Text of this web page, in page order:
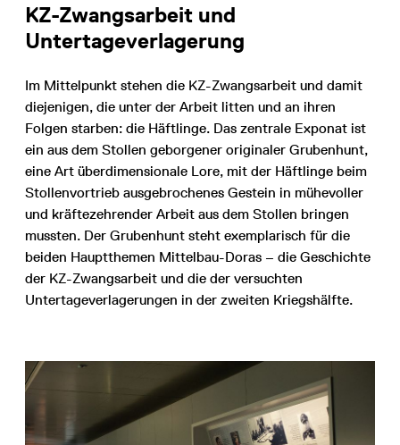
KZ-Zwangsarbeit und
Untertageverlagerung
Im Mittelpunkt stehen die KZ-Zwangsarbeit und damit
diejenigen, die unter der Arbeit litten und an ihren
Folgen starben: die Häftlinge. Das zentrale Exponat ist
ein aus dem Stollen geborgener originaler Grubenhunt,
eine Art überdimensionale Lore, mit der Häftlinge beim
Stollenvortrieb ausgebrochenes Gestein in mühevoller
und kräfte­zehrender Arbeit aus dem Stollen bringen
mussten. Der Grubenhunt steht exemplarisch für die
beiden Hauptthemen Mittelbau-Doras – die Geschichte
der KZ-Zwangsarbeit und die der versuchten
Untertageverlagerungen in der zweiten Kriegshälfte.